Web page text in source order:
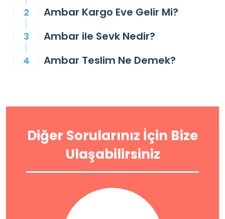
Ambar Kargo Eve Gelir Mi?
Ambar ile Sevk Nedir?
Ambar Teslim Ne Demek?
Diğer Sorularınız İçin Bize
Ulaşabilirsiniz